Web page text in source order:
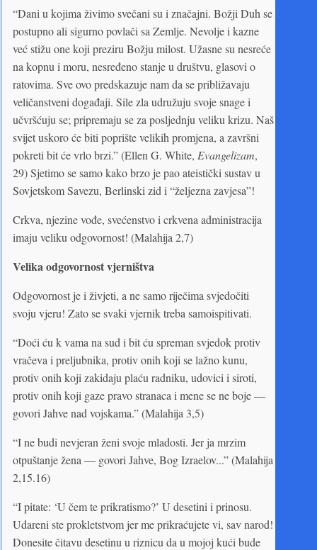
“Dani u kojima živimo svečani su i značajni. Božji Duh se
postupno ali sigurno povlači sa Zemlje. Nevolje i kazne
već stižu one koji preziru Božju milost. Užasne su nesreće
na kopnu i moru, nesređeno stanje u društvu, glasovi o
ratovima. Sve ovo predskazuje nam da se približavaju
veličanstveni događaji. Sile zla udružuju svoje snage i
učvršćuju se; pripremaju se za posljednju veliku krizu. Naš
svijet uskoro će biti poprište velikih promjena, a završni
pokreti bit će vrlo brzi.” (Ellen G. White, Evangelizam,
29) Sjetimo se samo kako brzo je pao ateistički sustav u
Sovjetskom Savezu, Berlinski zid i “željezna zavjesa”!
Crkva, njezine vođe, svećenstvo i crkvena administracija
imaju veliku odgovornost! (Malahija 2,7)
Velika odgovornost vjerništva
Odgovornost je i živjeti, a ne samo riječima svjedočiti
svoju vjeru! Zato se svaki vjernik treba samoispitivati.
“Doći ću k vama na sud i bit ću spreman svjedok protiv
vračeva i preljubnika, protiv onih koji se lažno kunu,
protiv onih koji zakidaju plaću radniku, udovici i siroti,
protiv onih koji gaze pravo stranaca i mene se ne boje —
govori Jahve nad vojskama.” (Malahija 3,5)
“I ne budi nevjeran ženi svoje mladosti. Jer ja mrzim
otpuštanje žena — govori Jahve, Bog Izraelov...” (Malahija
2,15.16)
“I pitate: ‘U čem te prikratismo?’ U desetini i prinosu.
Udareni ste prokletstvom jer me prikraćujete vi, sav narod!
Donesite čitavu desetinu u riznicu da u mojoj kući bude